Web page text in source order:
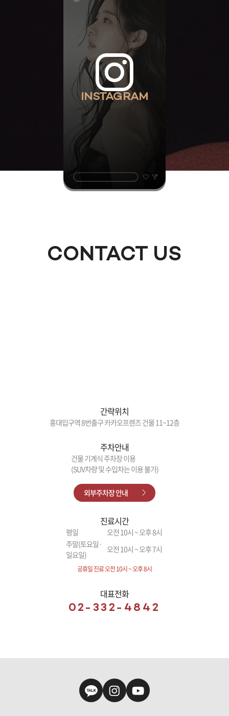
INSTAGRAM
CONTACT US
간략위치
홍대입구역 8번출구 카카오프렌즈 건물 11~12층
주차안내
건물 기계식 주차장 이용
(SUV차량 및 수입차는 이용 불가)
외부주차장 안내
진료시간
평일
오전 10시 ~ 오후 8시
주말(토요일·
일요일)
오전 10시 ~ 오후 7시
공휴일 진료 오전 10시 ~ 오후 8시
대표전화
02-332-4842